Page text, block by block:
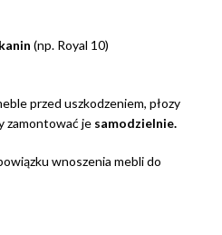
(np. Royal 10)
przed uszkodzeniem, płozy
zamontować je samodzielnie.
wnoszenia mebli do